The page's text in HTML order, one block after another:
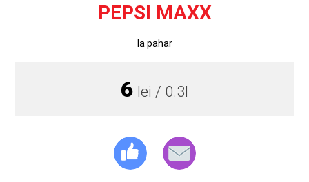
PEPSI MAXX
la pahar
6 lei / 0.3l